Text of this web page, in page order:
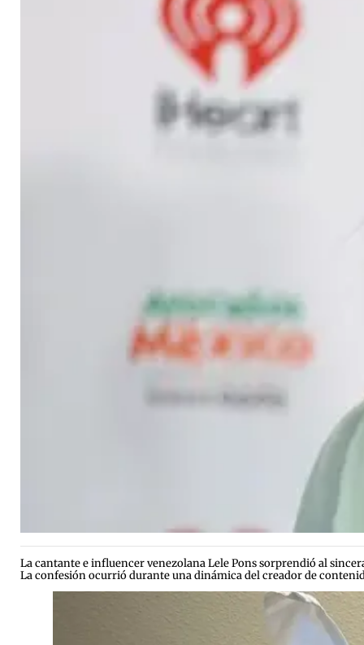
La cantante e influencer venezolana Lele Pons sorprendió al
La confesión ocurrió durante una dinámica del creador de